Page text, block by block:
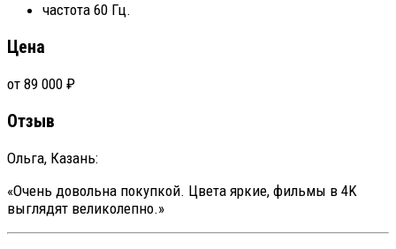
частота 60 Гц.
Цена
от 89 000 ₽
Отзыв
Ольга, Казань:
«Очень довольна покупкой. Цвета яркие, фильмы в 4K
выглядят великолепно.»